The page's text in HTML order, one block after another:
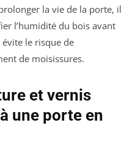
la vie de la porte, il
l’humidité du bois avant
le risque de
de moisissures.
et vernis
une porte en